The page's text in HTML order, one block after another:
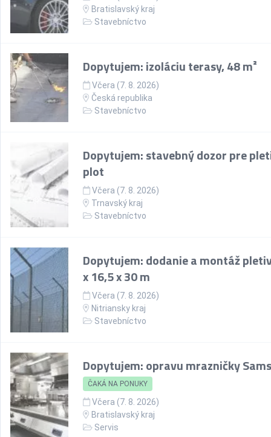
Bratislavský kraj
Stavebníctvo
Dopytujem: izoláciu terasy, 48 m²
Včera (7. 8. 2026)
Česká republika
Stavebníctvo
Dopytujem: stavebný dozor pre
plot
Včera (7. 8. 2026)
Trnavský kraj
Stavebníctvo
Dopytujem: dodanie a montáž
x 16,5 x 30 m
Včera (7. 8. 2026)
Nitriansky kraj
Stavebníctvo
Dopytujem: opravu mrazničky
ČAKÁ NA PONUKY
Včera (7. 8. 2026)
Bratislavský kraj
Servis